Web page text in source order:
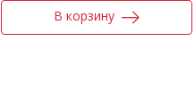
В корзину